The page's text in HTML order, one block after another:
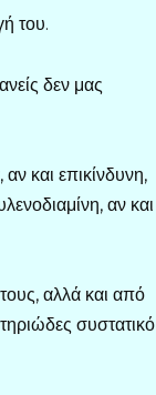
του.
δεν μας
και επικίνδυνη,
αν και
αλλά και από
συστατικό